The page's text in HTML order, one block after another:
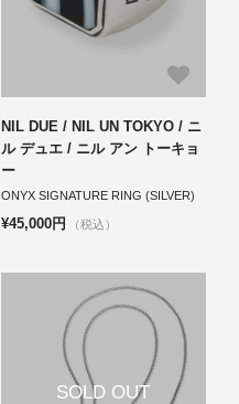
NIL DUE / NIL UN TOKYO / ニ
ル デュエ / ニル アン トーキョ
ー
ONYX SIGNATURE RING (SILVER)
¥45,000円 （税込）
SOLD OUT